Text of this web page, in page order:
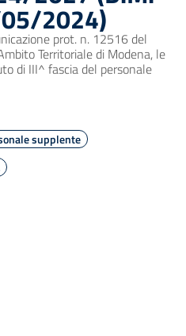
2024)
prot. n. 12516 del
Territoriale di Modena, le
di III^ fascia del personale
supplente